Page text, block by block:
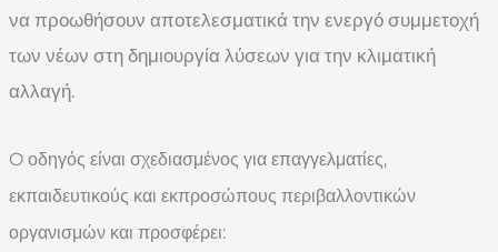
να προωθήσουν αποτελεσματικά την ενεργό συμμετοχή
των νέων στη δημιουργία λύσεων για την κλιματική
αλλαγή.
O οδηγός είναι σχεδιασμένος για επαγγελματίες,
εκπαιδευτικούς και εκπροσώπους περιβαλλοντικών
οργανισμών και προσφέρει: